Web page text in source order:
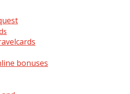
bonuses